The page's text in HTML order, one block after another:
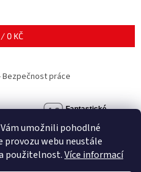
umožnili pohodlné
provozu webu neustále
použitelnost.Více informací
/ 0 KČ
Bezpečnost práce